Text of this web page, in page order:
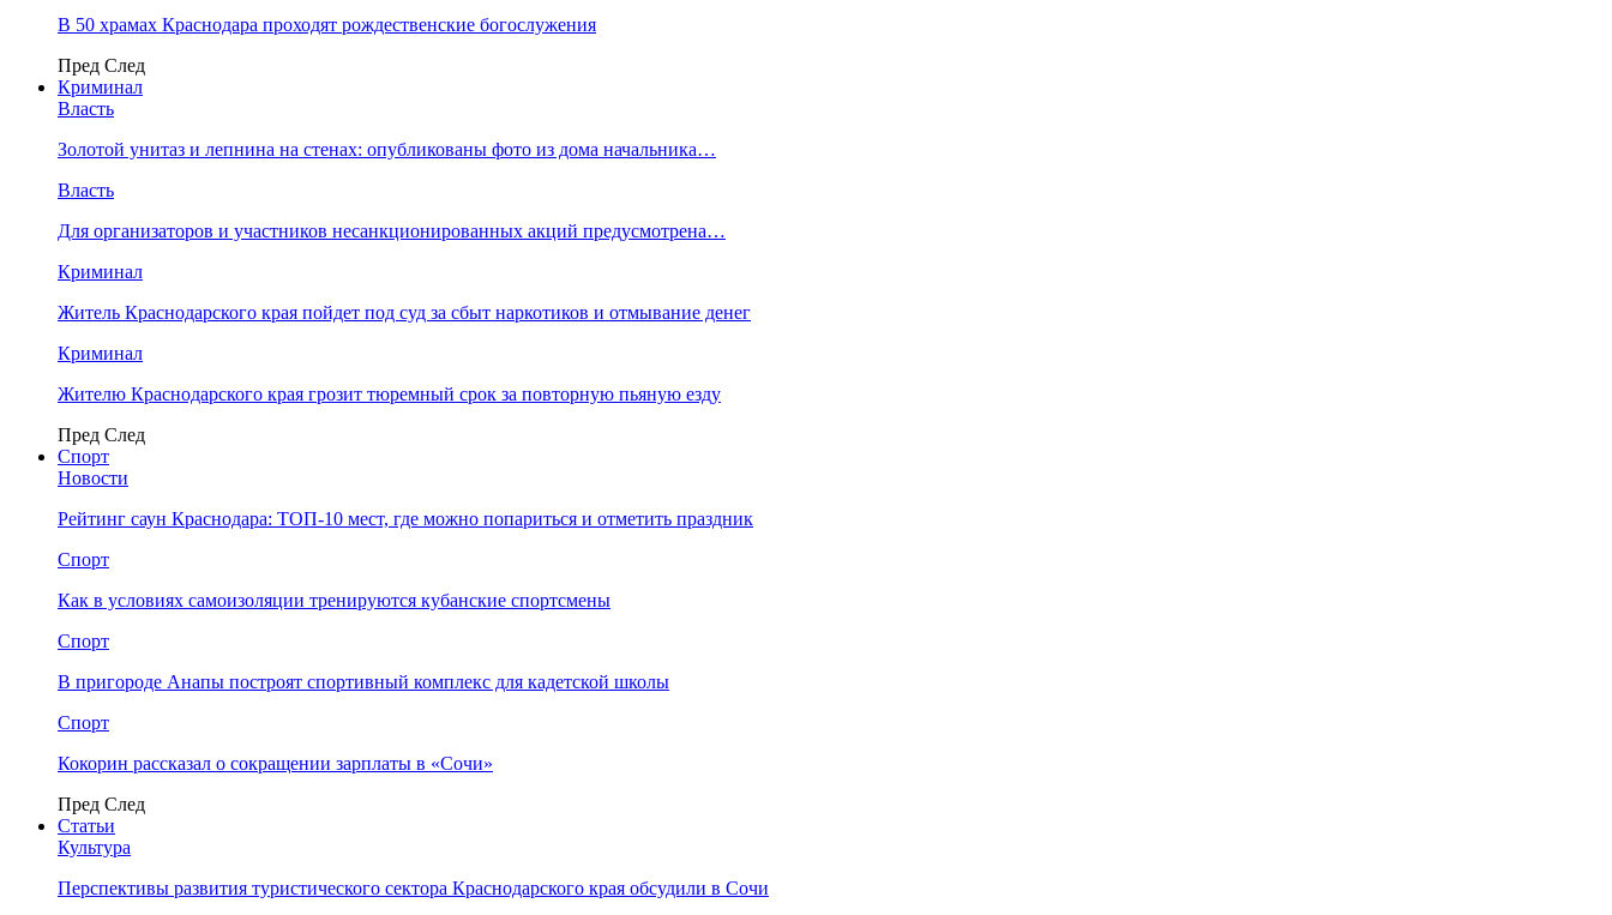
В 50 храмах Краснодара проходят рождественские богослужения
Пред След
Криминал
Власть
​Золотой унитаз и лепнина на стенах: опубликованы фото из дома начальника…
Власть
Для организаторов и участников несанкционированных акций предусмотрена…
Криминал
Житель Краснодарского края пойдет под суд за сбыт наркотиков и отмывание денег
Криминал
Жителю Краснодарского края грозит тюремный срок за повторную пьяную езду
Пред След
Спорт
Новости
Рейтинг саун Краснодара: ТОП-10 мест, где можно попариться и отметить праздник
Спорт
Как в условиях самоизоляции тренируются кубанские спортсмены
Спорт
В пригороде Анапы построят спортивный комплекс для кадетской школы
Спорт
Кокорин рассказал о сокращении зарплаты в «Сочи»
Пред След
Статьи
Культура
Перспективы развития туристического сектора Краснодарского края обсудили в Сочи